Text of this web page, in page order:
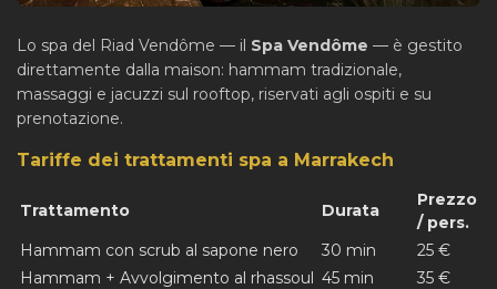
Lo spa del Riad Vendôme — il Spa Vendôme — è gestito
direttamente dalla maison: hammam tradizionale,
massaggi e jacuzzi sul rooftop, riservati agli ospiti e su
prenotazione.
Tariffe dei trattamenti spa a Marrakech
Trattamento Durata
Prezzo
/ pers.
Hammam con scrub al sapone nero
30 min
25 €
Hammam + Avvolgimento al rhassoul 45 min
35 €